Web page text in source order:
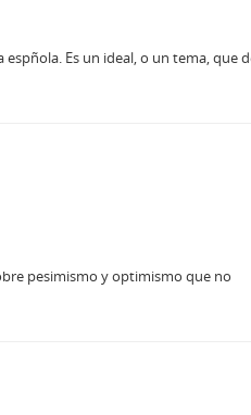
Es un ideal, o un tema, que
pesimismo y optimismo que no